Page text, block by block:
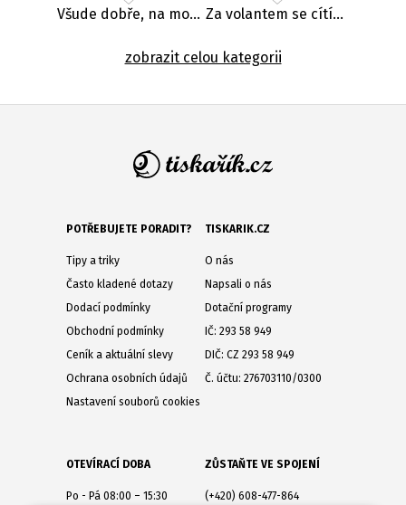
Všude dobře, na motorce nejlíp Za volantem se cítím jako Bůh
zobrazit celou kategorii
POTŘEBUJETE PORADIT?
Tipy a triky
Často kladené dotazy
Dodací podmínky
Obchodní podmínky
Ceník a aktuální slevy
Ochrana osobních údajů
Nastavení souborů cookies
TISKARIK.CZ
O nás
Napsali o nás
Dotační programy
IČ: 293 58 949
DIČ: CZ 293 58 949
Č. účtu: 276703110/0300
OTEVÍRACÍ DOBA
Po - Pá 08:00 – 15:30
ZŮSTAŇTE VE SPOJENÍ
(+420) 608-477-864